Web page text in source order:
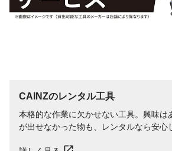
CAINZのレンタル工具
本格的な作業に欠かせない工具。興味は
が出せなかった物も、レンタルなら安心